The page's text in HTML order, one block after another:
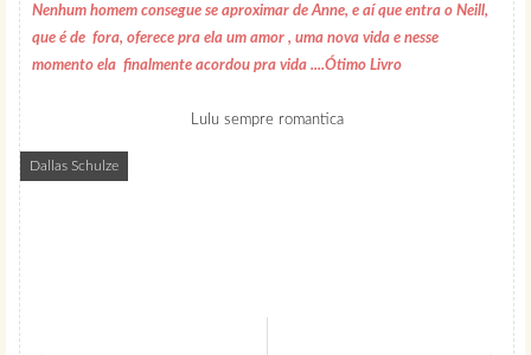
Dallas Schulze
Nenhum homem consegue se aproximar de Anne, e aí que entra o Neill,
que é de fora, oferece pra ela um amor , uma nova vida e nesse
momento ela finalmente acordou pra vida ....Ótimo Livro
Lulu sempre romantica